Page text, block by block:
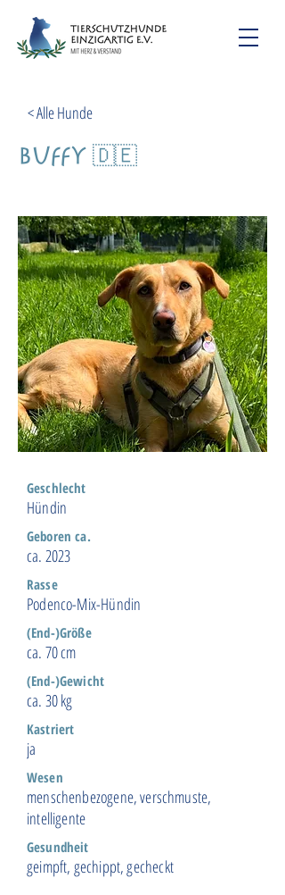
< Alle Hunde
Buffy 🇩🇪
Geschlecht
Hündin
Geboren ca.
ca. 2023
Rasse
Podenco-Mix-Hündin
(End-)Größe
ca. 70 cm
(End-)Gewicht
ca. 30 kg
Kastriert
ja
Wesen
menschenbezogene, verschmuste,
intelligente
Gesundheit
geimpft, gechippt, gecheckt